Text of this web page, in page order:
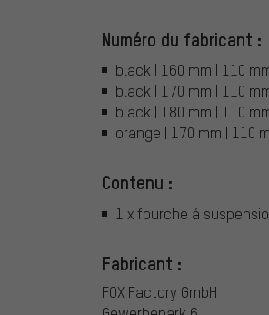
Numéro du fabricant :
black | 160 mm | 110
black | 170 mm | 110
black | 180 mm | 110
orange | 170 mm | 110
Contenu :
1 x fourche á
Fabricant :
FOX Factory GmbH